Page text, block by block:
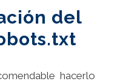
del
hacerlo